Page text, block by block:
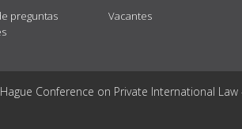
preguntas
Vacantes
Hague Conference on Private International